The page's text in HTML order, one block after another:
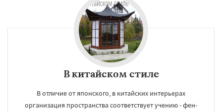
В китайском стиле
В отличие от японского, в китайских интерьерах
организация пространства соответствует учению - фен-